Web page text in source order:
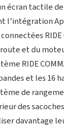
écran tactile
l’intégration
RIDE
et du
RIDE
et les 16
de
des
davantage